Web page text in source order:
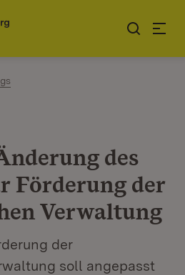
des
Förderung der
Verwaltung
der
soll angepasst